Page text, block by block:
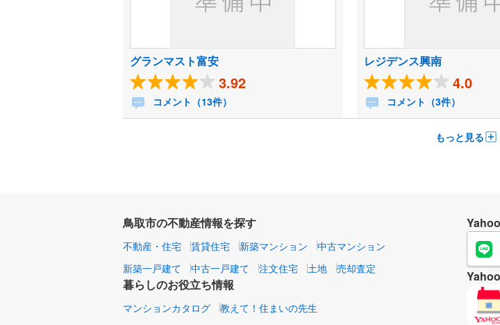
グランマスト富安
3.92
コメント（13件）
レジデンス興南
4.0
コメント（3件）
もっと見る
鳥取市の不動産情報を探す
不動産・住宅 賃貸住宅 新築マンション
中古マンション
新築一戸建て
中古一戸建て 注文住宅 土地 売却査定
暮らしのお役立ち情報
マンションカタログ 教えて！住まいの先生